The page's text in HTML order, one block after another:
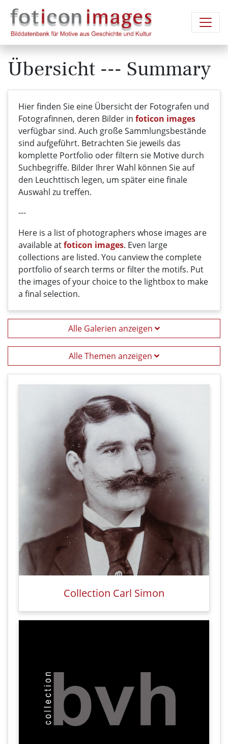
Übersicht --- Summary
Hier finden Sie eine Übersicht der Fotografen und
Fotografinnen, deren Bilder in foticon images
verfügbar sind. Auch große Sammlungsbestände
sind aufgeführt. Betrachten Sie jeweils das
komplette Portfolio oder filtern sie Motive durch
Suchbegriffe. Bilder Ihrer Wahl können Sie auf
den Leuchttisch legen, um später eine finale
Auswahl zu treffen.
---
Here is a list of photographers whose images are
availableatfoticon images. Even large
collections are listed. You canview the complete
portfolio ofsearch terms or filterthe motifs. Put
the images of your choiceto the lightboxto make
a final selection.
Alle Galerien anzeigen
Alle Themen anzeigen
Collection Carl Simon